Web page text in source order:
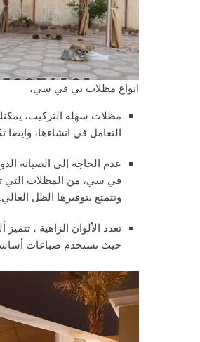
انواع مظلات بي في سي،
مظلات سهلة التركيب،
التعامل في انشاءها،
عدم الحاجة إلى الصيانة
في سي، من المظلات التي
وتتمتع بتوفيرها الظل العالي.
تعدد الألوان الزاهية ،
حيث تستخدم صباغات أساسية